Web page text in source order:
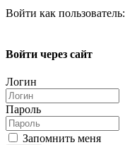
Войти как пользователь:
Войти через сайт
Логин
Пароль
Запомнить меня